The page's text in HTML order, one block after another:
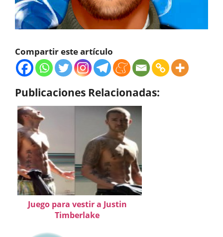
Compartir este artículo
Publicaciones Relacionadas:
Juego para vestir a Justin
Timberlake